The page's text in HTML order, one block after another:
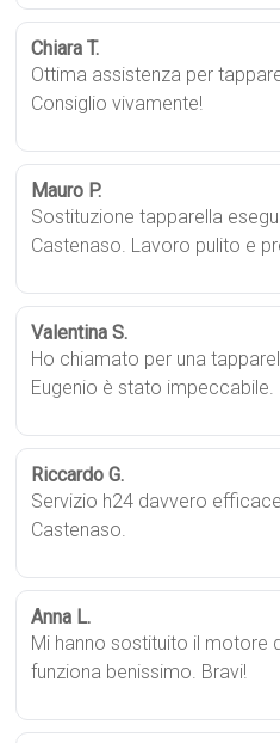
Chiara T.
Ottima assistenza per
Consiglio vivamente!
Mauro P.
Sostituzione tapparella
Castenaso. Lavoro pulito e
Valentina S.
Ho chiamato per una
Eugenio è stato impeccabile.
Riccardo G.
Servizio h24 davvero
Castenaso.
Anna L.
Mi hanno sostituito il motore
funziona benissimo. Bravi!